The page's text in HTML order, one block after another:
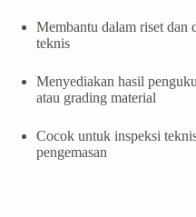
Membantu dalam riset dan
teknis
Menyediakan hasil
atau grading material
Cocok untuk inspeksi
pengemasan